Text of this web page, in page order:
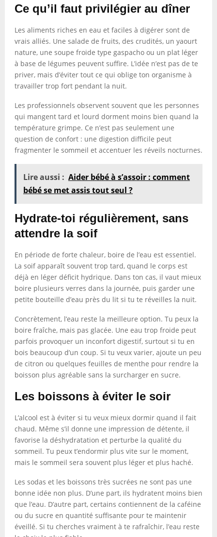
Ce qu’il faut privilégier au dîner
Les aliments riches en eau et faciles à digérer sont de
vrais alliés. Une salade de fruits, des crudités, un yaourt
nature, une soupe froide type gaspacho ou un plat léger
à base de légumes peuvent suffire. L’idée n’est pas de te
priver, mais d’éviter tout ce qui oblige ton organisme à
travailler trop fort pendant la nuit.
Les professionnels observent souvent que les personnes
qui mangent tard et lourd dorment moins bien quand la
température grimpe. Ce n’est pas seulement une
question de confort : une digestion difficile peut
fragmenter le sommeil et accentuer les réveils nocturnes.
Lire aussi : Aider bébé à s’assoir : comment
bébé se met assis tout seul ?
Hydrate-toi régulièrement, sans
attendre la soif
En période de forte chaleur, boire de l’eau est essentiel.
La soif apparaît souvent trop tard, quand le corps est
déjà en léger déficit hydrique. Dans ton cas, il vaut mieux
boire plusieurs verres dans la journée, puis garder une
petite bouteille d’eau près du lit si tu te réveilles la nuit.
Concrètement, l’eau reste la meilleure option. Tu peux la
boire fraîche, mais pas glacée. Une eau trop froide peut
parfois provoquer un inconfort digestif, surtout si tu en
bois beaucoup d’un coup. Si tu veux varier, ajoute un peu
de citron ou quelques feuilles de menthe pour rendre la
boisson plus agréable sans la surcharger en sucre.
Les boissons à éviter le soir
L’alcool est à éviter si tu veux mieux dormir quand il fait
chaud. Même s’il donne une impression de détente, il
favorise la déshydratation et perturbe la qualité du
sommeil. Tu peux t’endormir plus vite sur le moment,
mais le sommeil sera souvent plus léger et plus haché.
Les sodas et les boissons très sucrées ne sont pas une
bonne idée non plus. D’une part, ils hydratent moins bien
que l’eau. D’autre part, certains contiennent de la caféine
ou du sucre en quantité suffisante pour te maintenir
éveillé. Si tu cherches vraiment à te rafraîchir, l’eau reste